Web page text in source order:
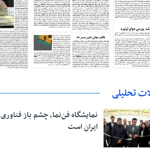
تحلیلی
نمایشگاه فن‌نما، چشم باز فناوری
ایران است